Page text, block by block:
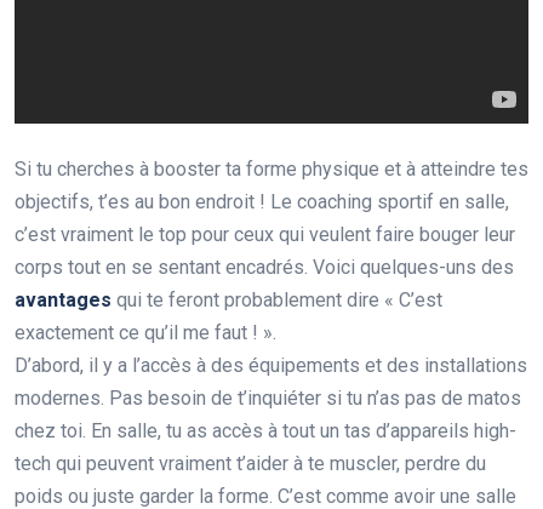
Si tu cherches à booster ta forme physique et à atteindre tes
objectifs, t’es au bon endroit ! Le coaching sportif en salle,
c’est vraiment le top pour ceux qui veulent faire bouger leur
corps tout en se sentant encadrés. Voici quelques-uns des
avantages qui te feront probablement dire « C’est
exactement ce qu’il me faut ! ».
D’abord, il y a l’accès à des équipements et des installations
modernes. Pas besoin de t’inquiéter si tu n’as pas de matos
chez toi. En salle, tu as accès à tout un tas d’appareils high-
tech qui peuvent vraiment t’aider à te muscler, perdre du
poids ou juste garder la forme. C’est comme avoir une salle